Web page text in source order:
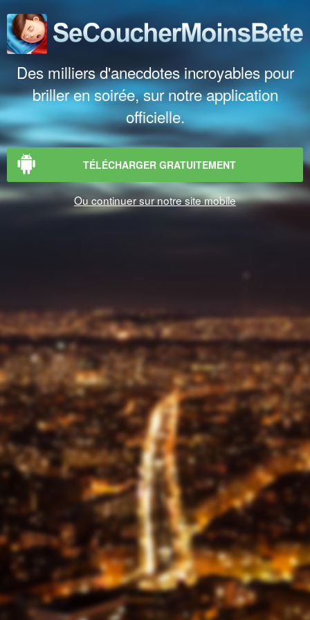
Des milliers d'anecdotes incroyables pour
briller en soirée, sur notre application
officielle.
TÉLÉCHARGER GRATUITEMENT
Ou continuer sur notre site mobile